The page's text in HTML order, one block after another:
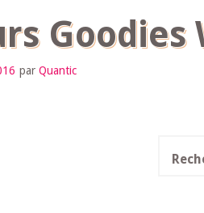
Goodies
par Quantic